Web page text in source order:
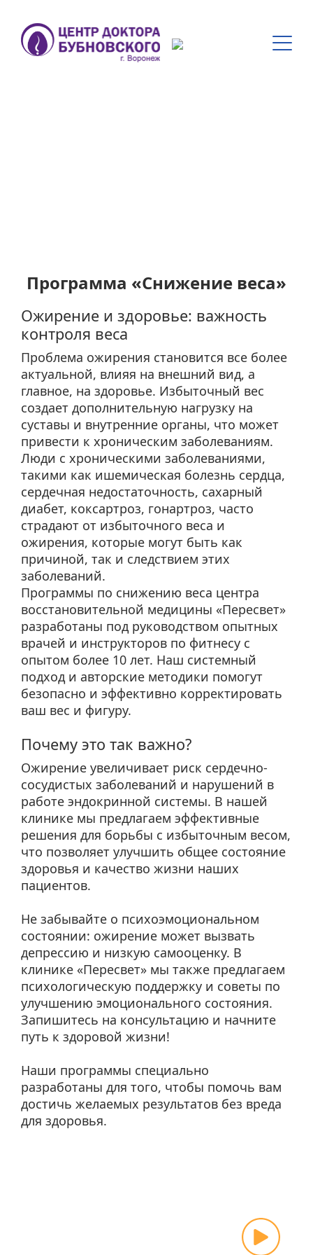
Программа «Снижение веса»
Ожирение и здоровье: важность
контроля веса
Проблема ожирения становится все более
актуальной, влияя на внешний вид, а
главное, на здоровье. Избыточный вес
создает дополнительную нагрузку на
суставы и внутренние органы, что может
привести к хроническим заболеваниям.
Люди с хроническими заболеваниями,
такими как ишемическая болезнь сердца,
сердечная недостаточность, сахарный
диабет, коксартроз, гонартроз, часто
страдают от избыточного веса и
ожирения, которые могут быть как
причиной, так и следствием этих
заболеваний.
Программы по снижению веса центра
восстановительной медицины «Пересвет»
разработаны под руководством опытных
врачей и инструкторов по фитнесу с
опытом более 10 лет. Наш системный
подход и авторские методики помогут
безопасно и эффективно корректировать
ваш вес и фигуру.
Почему это так важно?
Ожирение увеличивает риск сердечно-
сосудистых заболеваний и нарушений в
работе эндокринной системы. В нашей
клинике мы предлагаем эффективные
решения для борьбы с избыточным весом,
что позволяет улучшить общее состояние
здоровья и качество жизни наших
пациентов.
Не забывайте о психоэмоциональном
состоянии: ожирение может вызвать
депрессию и низкую самооценку. В
клинике «Пересвет» мы также предлагаем
психологическую поддержку и советы по
улучшению эмоционального состояния.
Запишитесь на консультацию и начните
путь к здоровой жизни!
Наши программы специально
разработаны для того, чтобы помочь вам
достичь желаемых результатов без вреда
для здоровья.